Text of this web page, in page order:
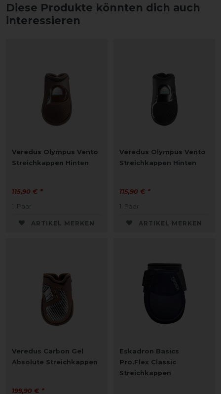
Diese Produkte könnten dich auch
interessieren
Veredus Olympus Vento
Streichkappen Hinten
115,90 € *
1 Paar
ARTIKEL MERKEN
Veredus Olympus Vento
Streichkappen Hinten
115,90 € *
1 Paar
ARTIKEL MERKEN
Veredus Carbon Gel
Absolute Streichkappen
199,90 € *
Eskadron Basics
Pro.Flex Classic
Streichkappen